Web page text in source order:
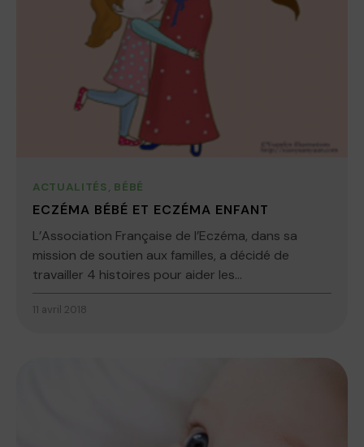
ACTUALITÉS, BÉBÉ
ECZÉMA BÉBÉ ET ECZÉMA ENFANT
L’Association Française de l’Eczéma, dans sa
mission de soutien aux familles, a décidé de
travailler 4 histoires pour aider les...
11 avril 2018